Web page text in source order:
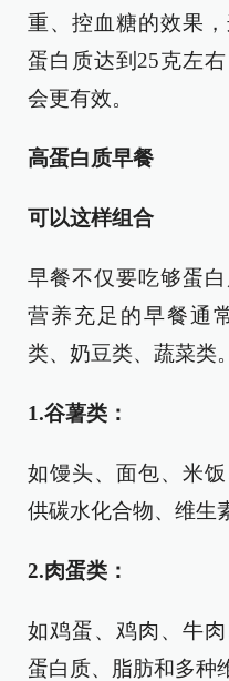
重、控血糖的效果
蛋白质达到25克左
会更有效。
高蛋白质早餐
可以这样组合
早餐不仅要吃够蛋
营养充足的早餐通
类、奶豆类、蔬菜类。
1.谷薯类：
如馒头、面包、米
供碳水化合物、维生
2.肉蛋类：
如鸡蛋、鸡肉、牛
蛋白质、脂肪和多种